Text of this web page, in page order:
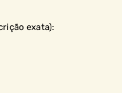
exata):